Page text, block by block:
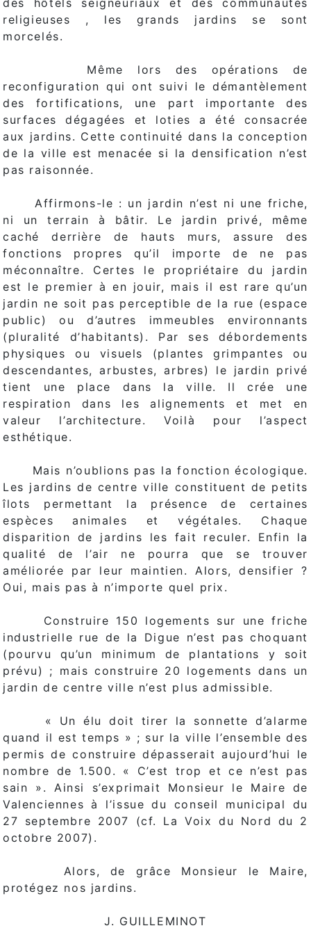
des hôtels seigneuriaux et des communautés
religieuses , les grands jardins se sont
morcelés.
Même lors des opérations de
reconfiguration qui ont suivi le démantèlement
des fortifications, une part importante des
surfaces dégagées et loties a été consacrée
aux jardins. Cette continuité dans la conception
de la ville est menacée si la densification n’est
pas raisonnée.
Affirmons-le : un jardin n’est ni une friche,
ni un terrain à bâtir. Le jardin privé, même
caché derrière de hauts murs, assure des
fonctions propres qu’il importe de ne pas
méconnaître. Certes le propriétaire du jardin
est le premier à en jouir, mais il est rare qu’un
jardin ne soit pas perceptible de la rue (espace
public) ou d’autres immeubles environnants
(pluralité d’habitants). Par ses débordements
physiques ou visuels (plantes grimpantes ou
descendantes, arbustes, arbres) le jardin privé
tient une place dans la ville. Il crée une
respiration dans les alignements et met en
valeur l’architecture. Voilà pour l’aspect
esthétique.
Mais n’oublions pas la fonction écologique.
Les jardins de centre ville constituent de petits
îlots permettant la présence de certaines
espèces animales et végétales. Chaque
disparition de jardins les fait reculer. Enfin la
qualité de l’air ne pourra que se trouver
améliorée par leur maintien. Alors, densifier ?
Oui, mais pas à n’importe quel prix.
Construire 150 logements sur une friche
industrielle rue de la Digue n’est pas choquant
(pourvu qu’un minimum de plantations y soit
prévu) ; mais construire 20 logements dans un
jardin de centre ville n’est plus admissible.
« Un élu doit tirer la sonnette d’alarme
quand il est temps » ; sur la ville l’ensemble des
permis de construire dépasserait aujourd’hui le
nombre de 1.500. « C’est trop et ce n’est pas
sain ». Ainsi s’exprimait Monsieur le Maire de
Valenciennes à l’issue du conseil municipal du
27 septembre 2007 (cf. La Voix du Nord du 2
octobre 2007).
Alors, de grâce Monsieur le Maire,
protégez nos jardins.
J. GUILLEMINOT